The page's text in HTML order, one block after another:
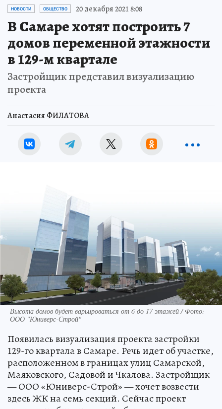
НОВОСТИ ОБЩЕСТВО 20 декабря 2021 8:08
В Самаре хотят построить 7
домов переменной этажности
в 129-м квартале
Застройщик представил визуализацию
проекта
Анастасия ФИЛАТОВА
Высота домов будет варьироваться от 6 до 17 этажей / Фото:
ООО "Юниверс-Строй"
Появилась визуализация проекта застройки
129-го квартала в Самаре. Речь идет об участке,
расположенном в границах улиц Самарской,
Маяковского, Садовой и Чкалова. Застройщик
— ООО «Юниверс-Строй» — хочет возвести
здесь ЖК на семь секций. Сейчас проект